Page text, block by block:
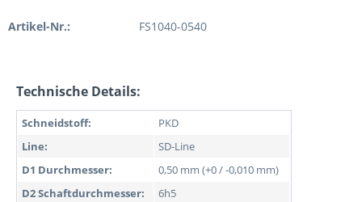
Artikel-Nr.: FS1040-0540
Technische Details:
Schneidstoff:
PKD
Line:
SD-Line
D1 Durchmesser:
0,50 mm (+0 / -0,010 mm)
D2 Schaftdurchmesser:
6h5